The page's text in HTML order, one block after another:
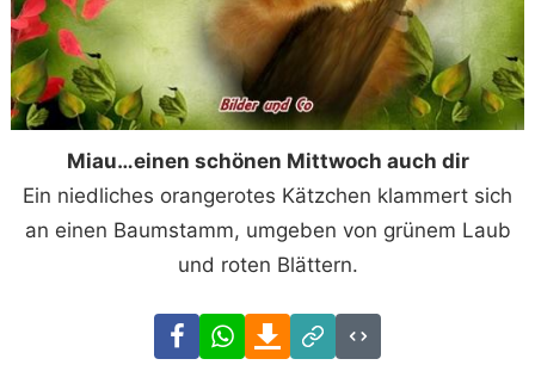
Miau…einen schönen Mittwoch auch dir
Ein niedliches orangerotes Kätzchen klammert sich
an einen Baumstamm, umgeben von grünem Laub
und roten Blättern.
FacebookWhatsAppDownload
Link
Code